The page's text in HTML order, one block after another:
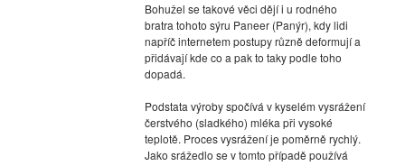
Bohužel se takové věci dějí i u rodného
bratra tohoto sýru Paneer (Panýr), kdy lidi
napříč internetem postupy různě deformují a
přidávají kde co a pak to taky podle toho
dopadá.
Podstata výroby spočívá v kyselém vysrážení
čerstvého (sladkého) mléka při vysoké
teplotě. Proces vysrážení je poměrně rychlý.
Jako srážedlo se v tomto případě používá